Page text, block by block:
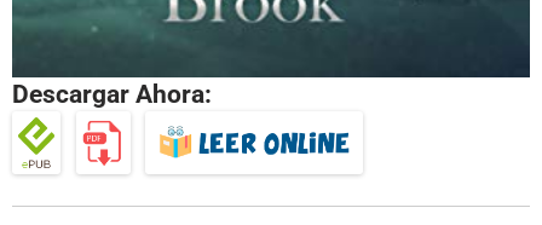
Descargar Ahora: